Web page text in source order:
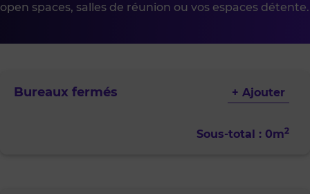
open spaces, salles de réunion ou vos espaces détente.
Bureaux fermés + Ajouter
Sous-total : 0m2